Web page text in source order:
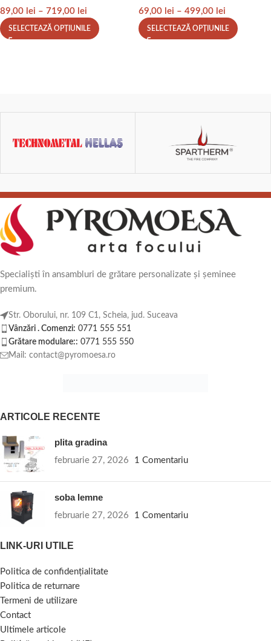
89,00 lei – 719,00 lei
SELECTEAZĂ OPȚIUNILE
69,00 lei – 499,00 lei
SELECTEAZĂ OPȚIUNILE
Specialiști în ansambluri de grătare personalizate și șeminee
premium.
Str. Oborului, nr. 109 C1, Scheia, jud. Suceava
Vânzări . Comenzi: 0771 555 551
Grătare modulare:: 0771 555 550
Mail: contact@pyromoesa.ro
ARTICOLE RECENTE
plita gradina
februarie 27, 2026 1 Comentariu
soba lemne
februarie 27, 2026 1 Comentariu
LINK-URI UTILE
Politica de confidențialitate
Politica de returnare
Termeni de utilizare
Contact
Ultimele articole